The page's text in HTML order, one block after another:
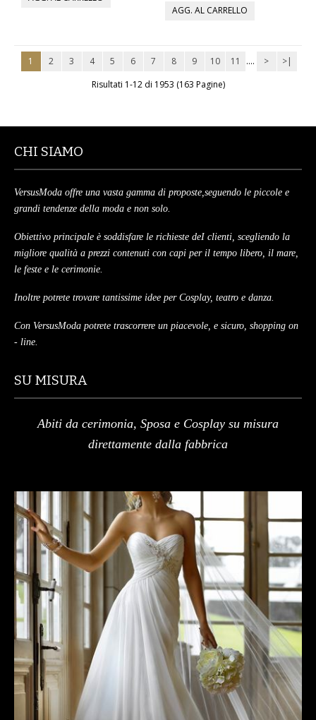
TUTTI I PRODOTTI
1 2 3 4 5 6 7 8 9 10 11 .... >
>|
Risultati 1-12 di 1953 (163 Pagine)
CHI SIAMO
VersusModa offre una vasta gamma di proposte,seguendo le piccole e
grandi tendenze della moda e non solo.
Obiettivo principale è soddisfare le richieste deI clienti, scegliendo la
migliore qualità a prezzi contenuti con capi per il tempo libero, il mare,
le feste e le cerimonie.
Inoltre potrete trovare tantissime idee per Cosplay, teatro e danza.
Con VersusModa potrete trascorrere un piacevole, e sicuro, shopping on
- line.
SU MISURA
Abiti da cerimonia, Sposa e Cosplay su misura
direttamente dalla fabbrica